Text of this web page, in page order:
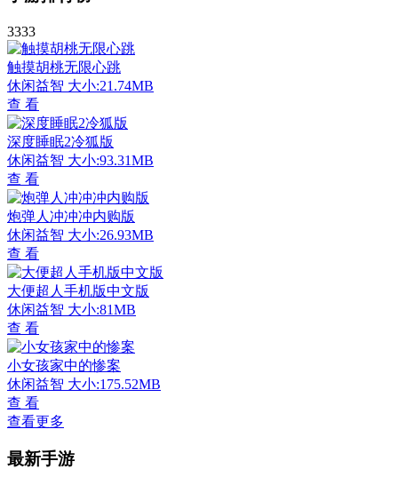
3333
触摸胡桃无限心跳
休闲益智 大小:21.74MB
查 看
深度睡眠2冷狐版
休闲益智 大小:93.31MB
查 看
炮弹人冲冲冲内购版
休闲益智 大小:26.93MB
查 看
大便超人手机版中文版
休闲益智 大小:81MB
查 看
小女孩家中的惨案
休闲益智 大小:175.52MB
查 看
查看更多
最新手游